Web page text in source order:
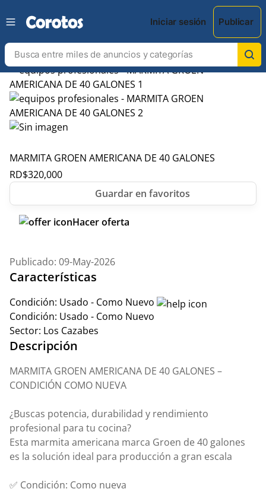
Iniciar sesión Publicar
MARMITA GROEN AMERICANA DE 40 GALONES
RD$320,000
Hacer oferta
Publicado: 09-May-2026
Características
Condición: Usado - Como Nuevo
Condición: Usado - Como Nuevo
Sector: Los Cazabes
Descripción
MARMITA GROEN AMERICANA DE 40 GALONES –
CONDICIÓN COMO NUEVA
¿Buscas potencia, durabilidad y rendimiento
profesional para tu cocina?
Esta marmita americana marca Groen de 40 galones
es la solución ideal para producción a gran escala
✅ Condición: Como nueva